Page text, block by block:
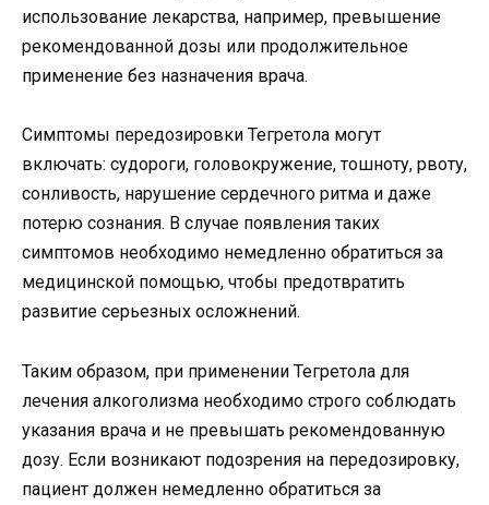
использование лекарства, например, превышение
рекомендованной дозы или продолжительное
применение без назначения врача.
Симптомы передозировки Тегретола могут
включать: судороги, головокружение, тошноту, рвоту,
сонливость, нарушение сердечного ритма и даже
потерю сознания. В случае появления таких
симптомов необходимо немедленно обратиться за
медицинской помощью, чтобы предотвратить
развитие серьезных осложнений.
Таким образом, при применении Тегретола для
лечения алкоголизма необходимо строго соблюдать
указания врача и не превышать рекомендованную
дозу. Если возникают подозрения на передозировку,
пациент должен немедленно обратиться за